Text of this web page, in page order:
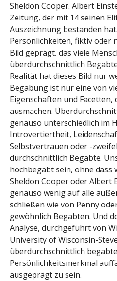
Sheldon Cooper. Albert
Zeitung, der mit 14 seinen
Auszeichnung bestanden
Persönlichkeiten, fiktiv oder
Bild geprägt, das viele
überdurchschnittlich
Realität hat dieses Bild nur
Begabung ist nur eine von
Eigenschaften und Facetten,
ausmachen.
genauso unterschiedlich im
Introvertiertheit,
Selbstvertrauen oder -
durchschnittlich Begabte.
hochbegabt sein, ohne dass
Sheldon Cooper oder Albert
genauso wenig auf alle
schließen wie von Penny
gewöhnlich Begabten. Und
Analyse, durchgeführt von
University of Wisconsin-
überdurchschnittlich
Persönlichkeitsmerkmal
ausgeprägt zu sein.